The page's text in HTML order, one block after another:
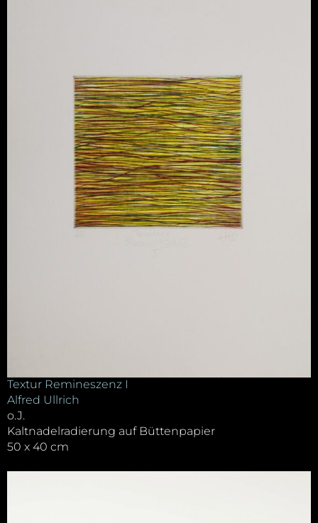
Textur Remineszenz I
Alfred Ullrich
o.J.
Kaltnadelradierung auf Büttenpapier
50 x 40 cm